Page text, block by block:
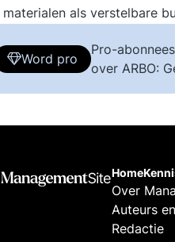
materialen als verstelbare
Word pro
Pro-
over ARBO:
Home
Over
Auteurs
Redactie